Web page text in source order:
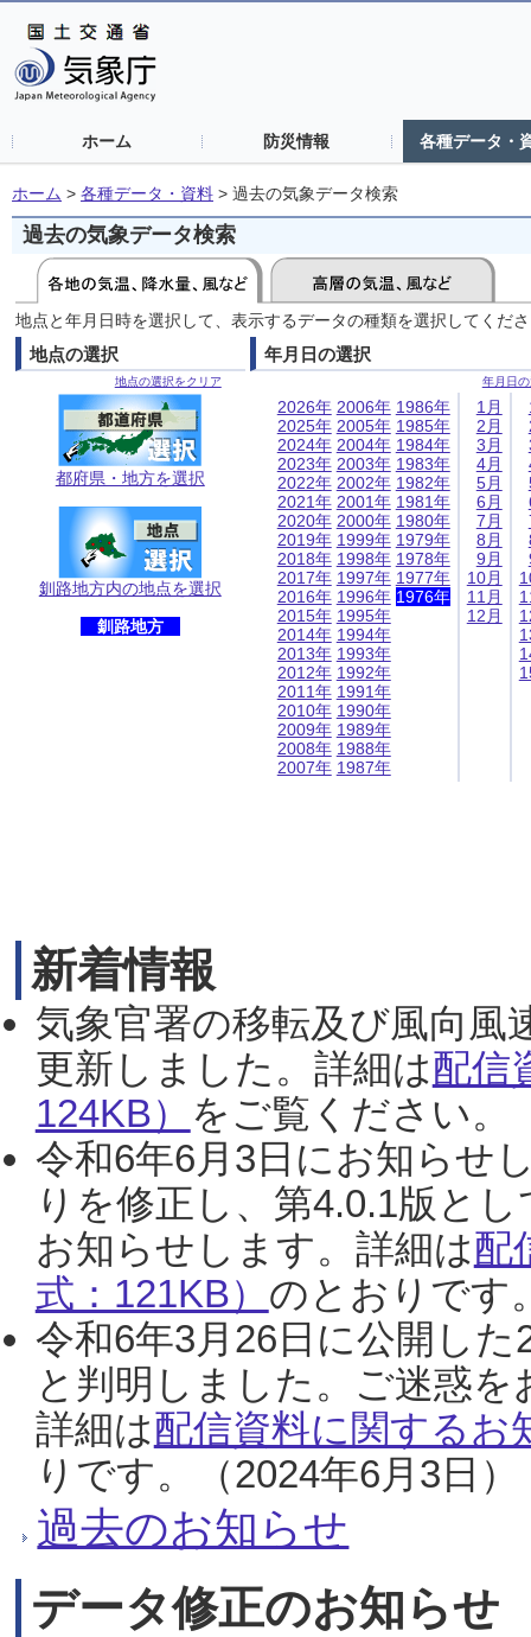
ホーム 防災情報 各種データ・
ホーム > 各種データ・資料 > 過去の気象データ検索
過去の気象データ検索
地点と年月日時を選択して、表示するデータの種類を選択してくだ
地点の選択
地点の選択をクリア
都府県・地方を選択
釧路地方内の地点を選択
釧路地方
年月日の選択
年月日
2026年
2025年
2024年
2023年
2022年
2021年
2020年
2019年
2018年
2017年
2016年
2015年
2014年
2013年
2012年
2011年
2010年
2009年
2008年
2007年
2006年
2005年
2004年
2003年
2002年
2001年
2000年
1999年
1998年
1997年
1996年
1995年
1994年
1993年
1992年
1991年
1990年
1989年
1988年
1987年
1986年
1985年
1984年
1983年
1982年
1981年
1980年
1979年
1978年
1977年
1976年
1月
2月
3月
4月
5月
6月
7月
8月
9月
10月
11月
12月
新着情報
気象官署の移転及び風向風
更新しました。詳細は配信
124KB） をご覧ください。
令和6年6月3日にお知らせ
りを修正し、第4.0.1版と
お知らせします。詳細は配
式：121KB） のとおりです
令和6年3月26日に公開し
と判明しました。ご迷惑
詳細は配信資料に関するお
りです。（2024年6月3日）
過去のお知らせ
データ修正のお知らせ